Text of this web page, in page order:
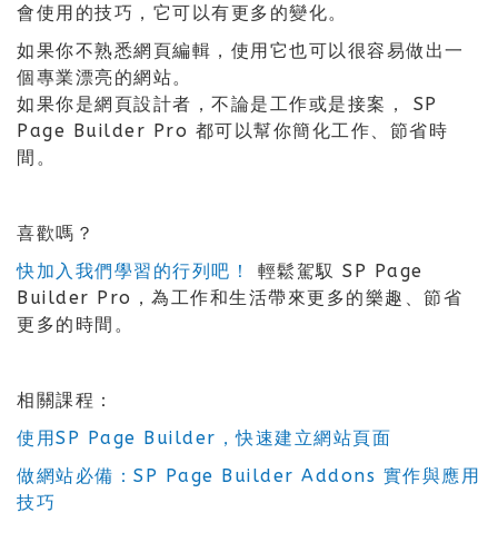
會使用的技巧，它可以有更多的變化。
如果你不熟悉網頁編輯，使用它也可以很容易做出一
個專業漂亮的網站。
如果你是網頁設計者，不論是工作或是接案， SP
Page Builder Pro 都可以幫你簡化工作、節省時
間。
喜歡嗎？
快加入我們學習的行列吧！
輕鬆駕馭 SP Page
Builder Pro，為工作和生活帶來更多的樂趣、節省
更多的時間。
相關課程：
使用SP Page Builder，快速建立網站頁面
做網站必備：SP Page Builder Addons 實作與應用
技巧